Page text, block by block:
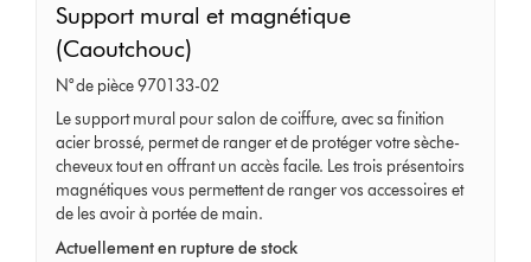
mural
et
magnétique
(Caoutchouc)
Support mural et magnétique
(Caoutchouc)
N° de pièce 970133-02
Le support mural pour salon de coiffure, avec sa finition
acier brossé, permet de ranger et de protéger votre sèche-
cheveux tout en offrant un accès facile. Les trois présentoirs
magnétiques vous permettent de ranger vos accessoires et
de les avoir à portée de main.
Actuellement en rupture de stock